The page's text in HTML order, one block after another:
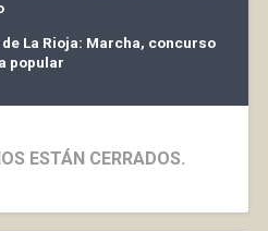
de La Rioja: Marcha, concurso
popular
ESTÁN CERRADOS.